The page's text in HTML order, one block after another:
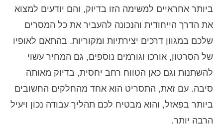
ביותר אחראיים למשימה הזו בדיוק, והם יודעים למצוא
את הדרך הייחודית והנכונה להעביר את כל המסרים
שלכם במגוון דרכים יצירתיות ומקוריות. בהתאם לאופיו
של הסרטון, אורכו וגורמים נוספים, גם המחיר עשוי
להשתנות וגם כאן הטווח רחב יחסית, בדיוק מאותה
סיבה. עם זאת, התסריט הוא אחד מהחלקים החשובים
ביותר בפאזל, והוא מבטיח לכם תהליך עבודה נכון ויעיל
הרבה יותר.